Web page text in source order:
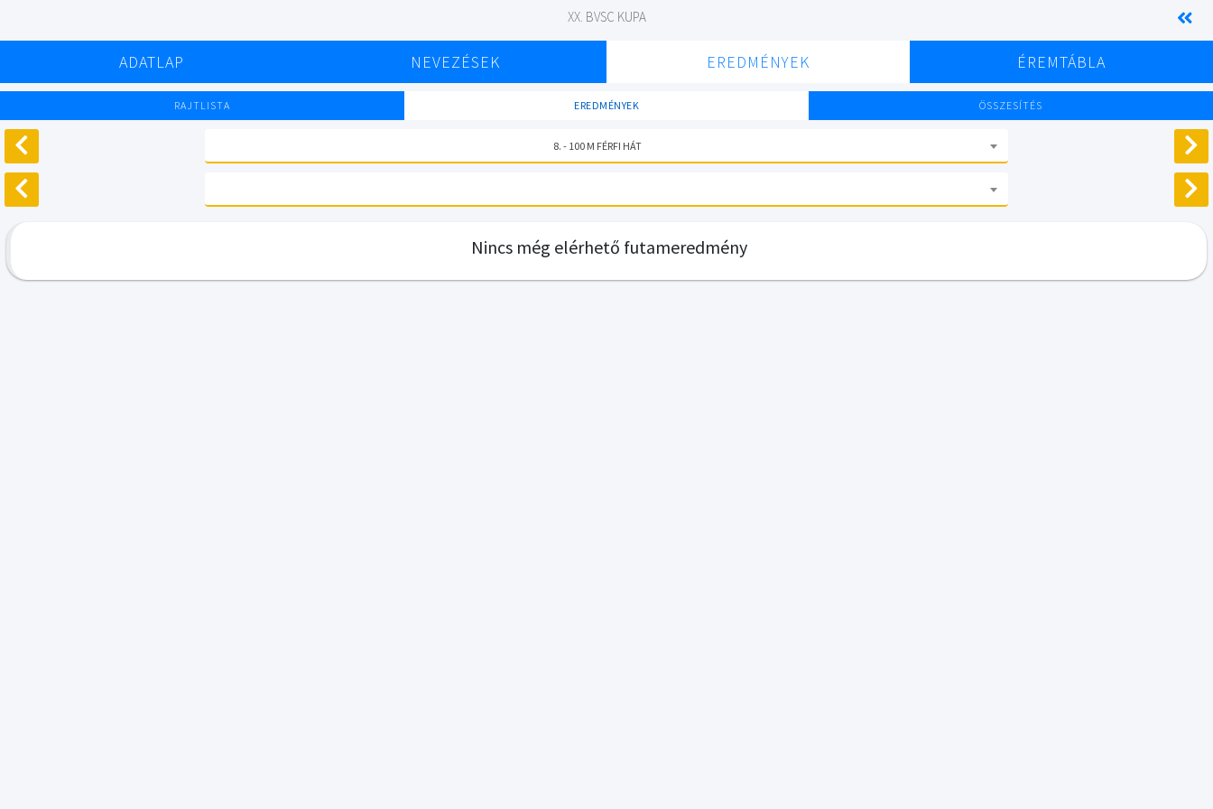
XX. BVSC KUPA
ADATLAP NEVEZÉSEK EREDMÉNYEK ÉREMTÁBLA
RAJTLISTA EREDMÉNYEK ÖSSZESÍTÉS
8. - 100 M FÉRFI HÁT
Nincs még elérhető futameredmény